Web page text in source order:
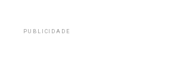
PUBLICIDADE